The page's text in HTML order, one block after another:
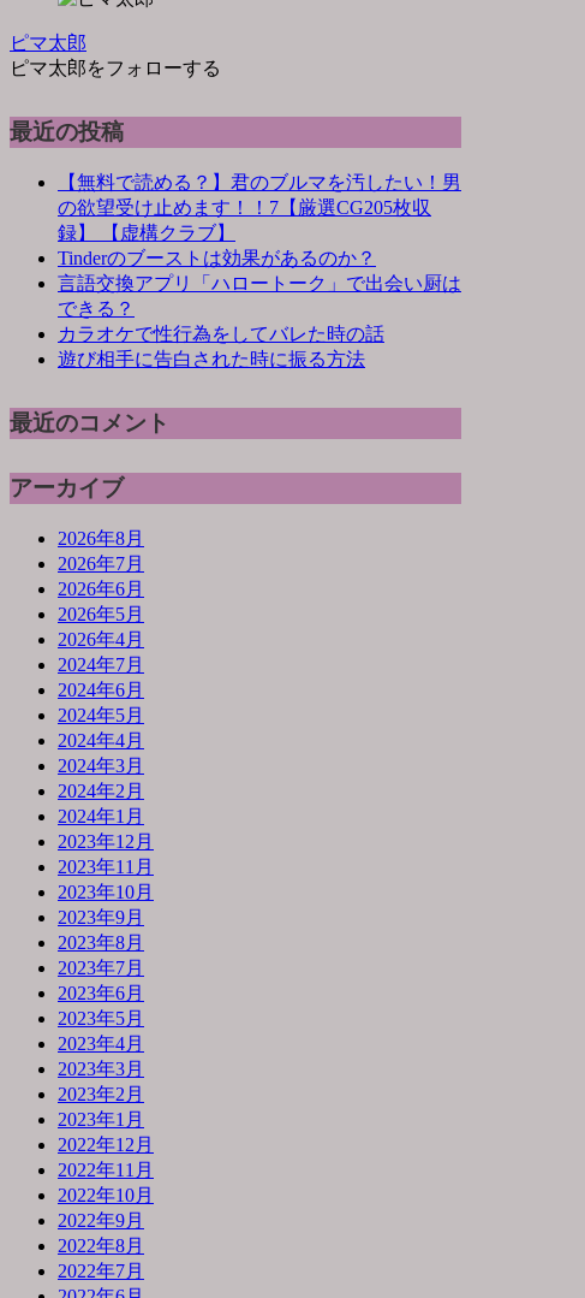
ピマ太郎
ピマ太郎をフォローする
最近の投稿
【無料で読める？】君のブルマを汚したい！男
の欲望受け止めます！！7【厳選CG205枚収
録】 【虚構クラブ】
Tinderのブーストは効果があるのか？
言語交換アプリ「ハロートーク」で出会い厨は
できる？
カラオケで性行為をしてバレた時の話
遊び相手に告白された時に振る方法
最近のコメント
アーカイブ
2026年8月
2026年7月
2026年6月
2026年5月
2026年4月
2024年7月
2024年6月
2024年5月
2024年4月
2024年3月
2024年2月
2024年1月
2023年12月
2023年11月
2023年10月
2023年9月
2023年8月
2023年7月
2023年6月
2023年5月
2023年4月
2023年3月
2023年2月
2023年1月
2022年12月
2022年11月
2022年10月
2022年9月
2022年8月
2022年7月